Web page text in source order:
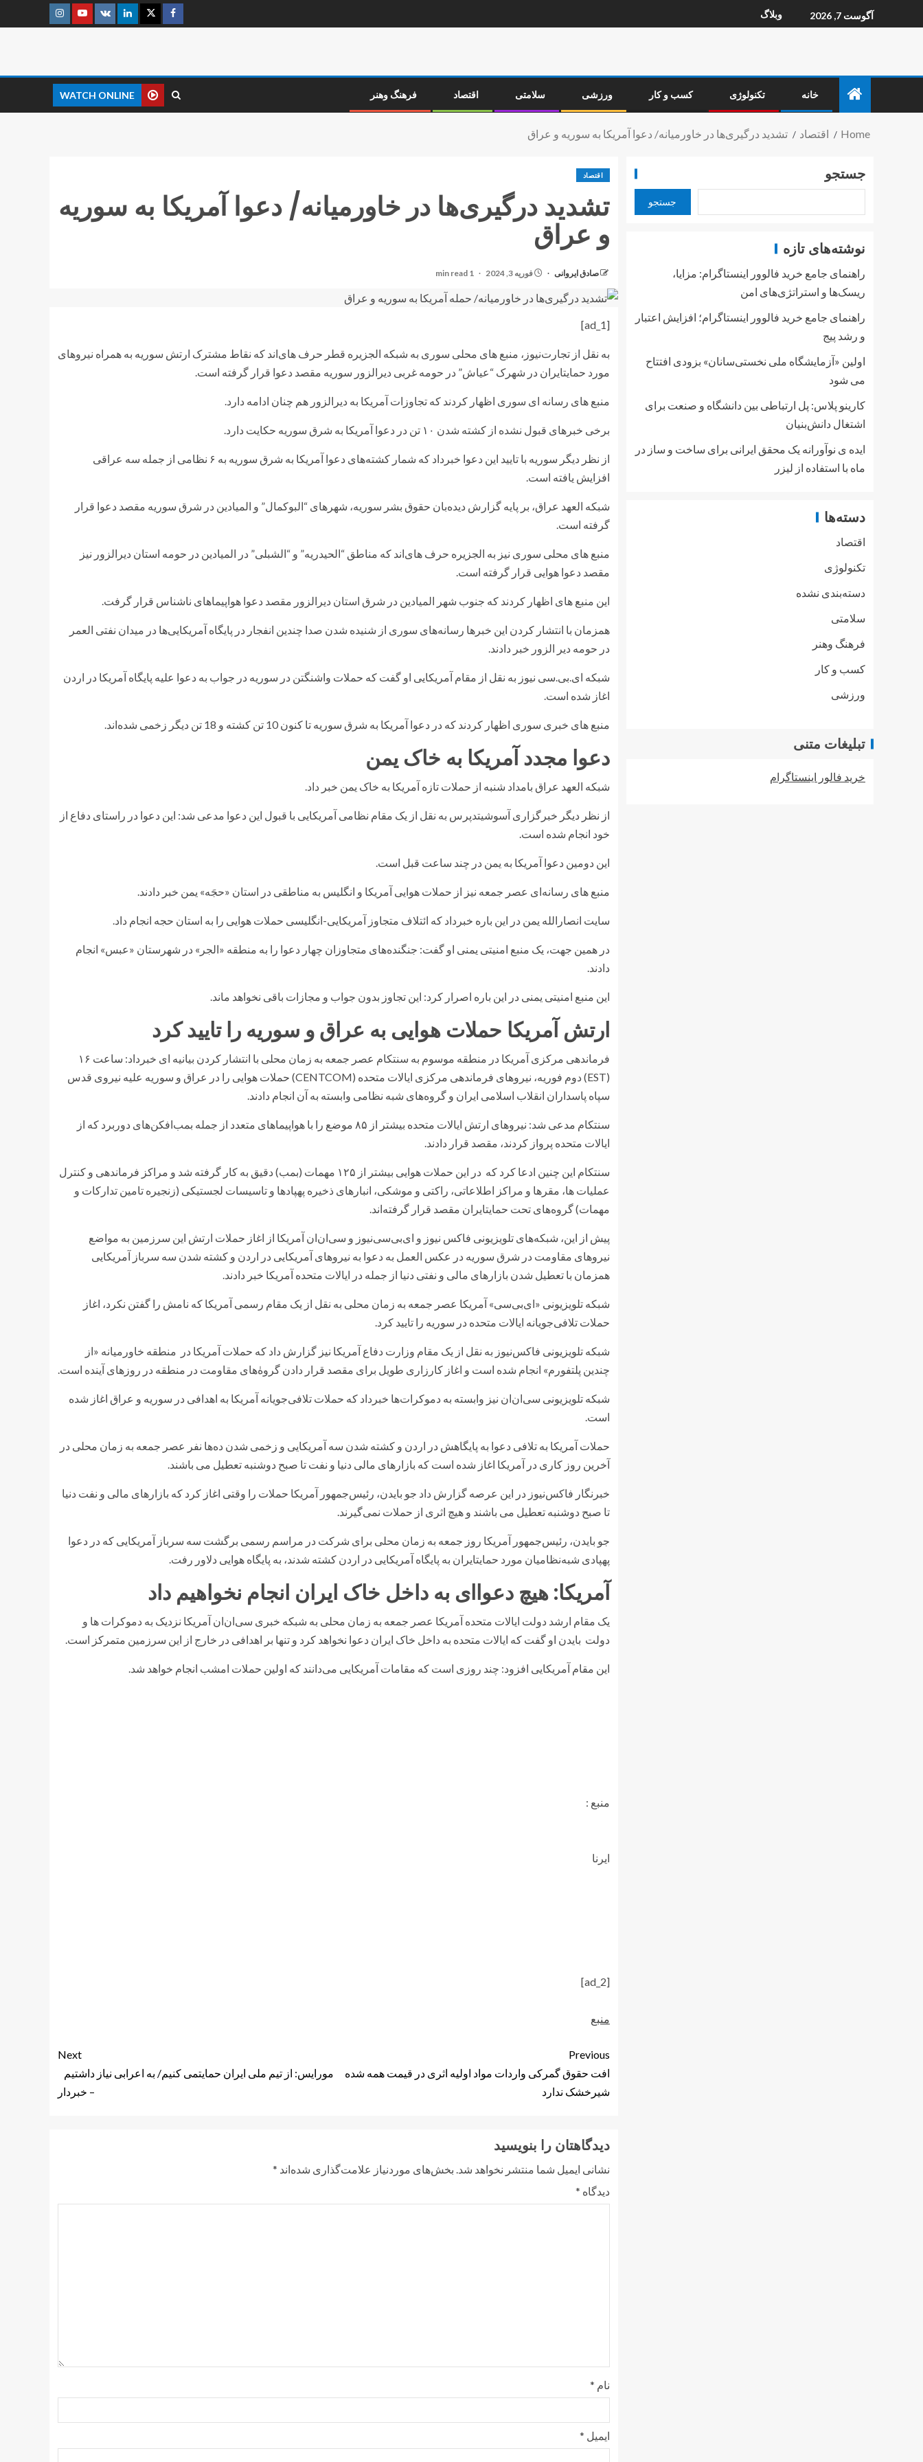
آگوست 7, 2026 وبلاگ
خانه تکنولوژی کسب و کار ورزشی سلامتی اقتصاد فرهنگ وهنر WATCH ONLINE
Home اقتصاد تشدید درگیری‌ها در خاورمیانه/ دعوا آمریکا به سوریه و عراق
اقتصاد
تشدید درگیری‌ها در خاورمیانه/ دعوا آمریکا به سوریه
و عراق
صادق ایروانی فوریه 3, 2024 1 min read
[ad_1]
به نقل از تجارت‌نیوز، منبع های محلی سوری به شبکه الجزیره قطر حرف های‌اند که نقاط مشترک ارتش سوریه به همراه نیروهای
مورد حمایتایران در شهرک “عیاش” در حومه غربی دیرالزور سوریه مقصد دعوا قرار گرفته است.
منبع های رسانه ای سوری اظهار کردند که تجاوزات آمریکا به دیرالزور هم چنان ادامه دارد.
برخی خبرهای قبول نشده از کشته شدن ۱۰ تن در دعوا آمریکا به شرق سوریه حکایت دارد.
از نظر دیگر سوریه با تایید این دعوا خبرداد که شمار کشته‌های دعوا آمریکا به شرق سوریه به ۶ نظامی از جمله سه عراقی
افزایش یافته است.
شبکه العهد عراق، بر پایه گزارش دیده‌بان حقوق بشر سوریه، شهرهای “البوکمال” و المیادین در شرق سوریه مقصد دعوا قرار
گرفته است.
منبع های محلی سوری نیز به الجزیره حرف های‌اند که مناطق “الحیدریه” و “الشبلی” در المیادین در حومه استان دیرالزور نیز
مقصد دعوا هوایی قرار گرفته است.
این منبع های اظهار کردند که جنوب شهر المیادین در شرق استان دیرالزور مقصد دعوا هواپیماهای ناشناس قرار گرفت.
همزمان با انتشار کردن این خبرها رسانه‌های سوری از شنیده شدن صدا چندین انفجار در پایگاه آمریکایی‌ها در میدان نفتی العمر
در حومه دیر الزور خبر دادند.
شبکه ای.بی.سی نیوز به نقل از مقام آمریکایی او گفت که حملات واشنگتن در سوریه در جواب به دعوا علیه پایگاه آمریکا در اردن
اغاز شده است.
منبع های خبری سوری اظهار کردند که در دعوا آمریکا به شرق سوریه تا کنون 10 تن کشته و 18 تن دیگر زخمی شده‌اند.
دعوا مجدد آمریکا به خاک یمن
شبکه العهد عراق بامداد شنبه از حملات تازه آمریکا به خاک یمن خبر داد.
از نظر دیگر خبرگزاری آسوشیتدپرس به نقل از یک مقام نظامی آمریکایی با قبول این دعوا مدعی شد: این دعوا در راستای دفاع از
خود انجام شده است.
این دومین دعوا آمریکا به یمن در چند ساعت قبل است.
منبع های رسانه‌ای عصر جمعه نیز از حملات هوایی آمریکا و انگلیس به مناطقی در استان «حجَه» یمن خبر دادند.
سایت انصارالله یمن در این باره خبرداد که ائتلاف متجاوز آمریکایی-انگلیسی حملات هوایی را به استان حجه انجام داد.
در همین جهت، یک منبع امنیتی یمنی او گفت: جنگنده‌های متجاوزان چهار دعوا را به منطقه «الجر» در شهرستان «عبس» انجام
دادند.
این منبع امنیتی یمنی در این باره اصرار کرد: این تجاوز بدون جواب و مجازات باقی نخواهد ماند.
ارتش آمریکا حملات هوایی به عراق و سوریه را تایید کرد
فرماندهی مرکزی آمریکا در منطقه موسوم به سنتکام عصر جمعه به زمان محلی با انتشار کردن بیانیه ای خبرداد: ساعت ۱۶
(EST) دوم فوریه، نیروهای فرماندهی مرکزی ایالات متحده (CENTCOM) حملات هوایی را در عراق و سوریه علیه نیروی قدس
سپاه پاسداران انقلاب اسلامی ایران و گروه‌های شبه نظامی وابسته به آن انجام دادند.
سنتکام مدعی شد: نیروهای ارتش ایالات متحده بیشتر از ۸۵ موضع را با هواپیماهای متعدد از جمله بمب‌افکن‌های دوربرد که از
ایالات متحده پرواز کردند، مقصد قرار دادند.
سنتکام این چنین ادعا کرد که در این حملات هوایی بیشتر از ۱۲۵ مهمات (بمب) دقیق به کار گرفته شد و مراکز فرماندهی و کنترل
عملیات ها، مقرها و مراکز اطلاعاتی، راکتی و موشکی، انبارهای ذخیره پهپادها و تاسیسات لجستیکی (زنجیره تامین تدارکات و
مهمات) گروه‌های تحت حمایتایران مقصد قرار گرفته‌اند.
پیش از این، شبکه‌های تلویزیونی فاکس نیوز و ای‌بی‌سی‌نیوز و سی‌ان‌ان آمریکا از اغاز حملات ارتش این سرزمین به مواضع
نیروهای مقاومت در شرق سوریه در عکس العمل به دعوا به نیروهای آمریکایی در اردن و کشته شدن سه سرباز آمریکایی
همزمان با تعطیل شدن بازارهای مالی و نفتی دنیا از جمله در ایالات متحده آمریکا خبر دادند.
شبکه تلویزیونی «ای‌بی‌سی» آمریکا عصر جمعه به زمان محلی به نقل از یک مقام رسمی آمریکا که نامش را گفتن نکرد، اغاز
حملات تلافی‌جویانه ایالات متحده در سوریه را تایید کرد.
شبکه تلویزیونی فاکس‌نیوز به نقل از یک مقام وزارت دفاع آمریکا نیز گزارش داد که حملات آمریکا در منطقه خاورمیانه «از
چندین پلتفورم» انجام شده است و اغاز کارزاری طویل برای مقصد قرار دادن گروه‌ٰهای مقاومت در منطقه در روزهای آینده است.
شبکه تلویزیونی سی‌ان‌ان نیز وابسته به دموکرات‌ها خبرداد که حملات تلافی‌جویانه آمریکا به اهدافی در سوریه و عراق اغاز شده
است.
حملات آمریکا به تلافی دعوا به پایگاهش در اردن و کشته شدن سه آمریکایی و زخمی شدن ده‌ها نفر عصر جمعه به زمان محلی در
آخرین روز کاری در آمریکا اغاز شده است که بازارهای مالی دنیا و نفت تا صبح دوشنبه تعطیل می باشند.
خبرنگار فاکس‌نیوز در این عرصه گزارش داد جو بایدن، رئیس‌جمهور آمریکا حملات را وقتی اغاز کرد که بازارهای مالی و نفت دنیا
تا صبح دوشنبه تعطیل می باشند و هیچ اثری از حملات نمی‌گیرند.
جو بایدن، رئیس‌جمهور آمریکا روز جمعه به زمان محلی برای شرکت در مراسم رسمی برگشت سه سرباز آمریکایی که در دعوا
پهپادی شبه‌نظامیان مورد حمایتایران به پایگاه آمریکایی در اردن کشته شدند، به پایگاه هوایی دلاور رفت.
آمریکا: هیچ دعوا‌ای به داخل خاک ایران انجام نخواهیم داد
یک مقام ارشد دولت ایالات متحده آمریکا عصر جمعه به زمان محلی به شبکه خبری سی‌ان‌ان آمریکا نزدیک به دموکرات ها و
دولت بایدن او گفت که ایالات متحده به داخل خاک ایران دعوا نخواهد کرد و تنها بر اهدافی در خارج از این سرزمین متمرکز است.
این مقام آمریکایی افزود: چند روزی است که مقامات آمریکایی می‌دانند که اولین حملات امشب انجام خواهد شد.
منبع :
ایرنا
[ad_2]
منبع
Previous
افت حقوق گمرکی واردات مواد اولیه اثری در قیمت همه شده
شیرخشک ندارد
Next
مورایس: از تیم ملی ایران حمایتمی کنیم/ به اعرابی نیاز داشتیم
– خبردار
دیدگاهتان را بنویسید
نشانی ایمیل شما منتشر نخواهد شد. بخش‌های موردنیاز علامت‌گذاری شده‌اند *
دیدگاه *
نام *
ایمیل *
جستجو
جستجو
نوشته‌های تازه
راهنمای جامع خرید فالوور اینستاگرام: مزایا،
ریسک‌ها و استراتژی‌های امن
راهنمای جامع خرید فالوور اینستاگرام؛ افزایش اعتبار
و رشد پیج
اولین «آزمایشگاه ملی نخستی‌سانان» بزودی افتتاح
می شود
کارینو پلاس: پل ارتباطی بین دانشگاه و صنعت برای
اشتغال دانش‌بنیان
ایده ی نوآورانه یک محقق ایرانی برای ساخت و ساز در
ماه با استفاده از لیزر
دسته‌ها
اقتصاد
تکنولوژی
دسته‌بندی نشده
سلامتی
فرهنگ وهنر
کسب و کار
ورزشی
تبلیغات متنی
خرید فالور اینستاگرام